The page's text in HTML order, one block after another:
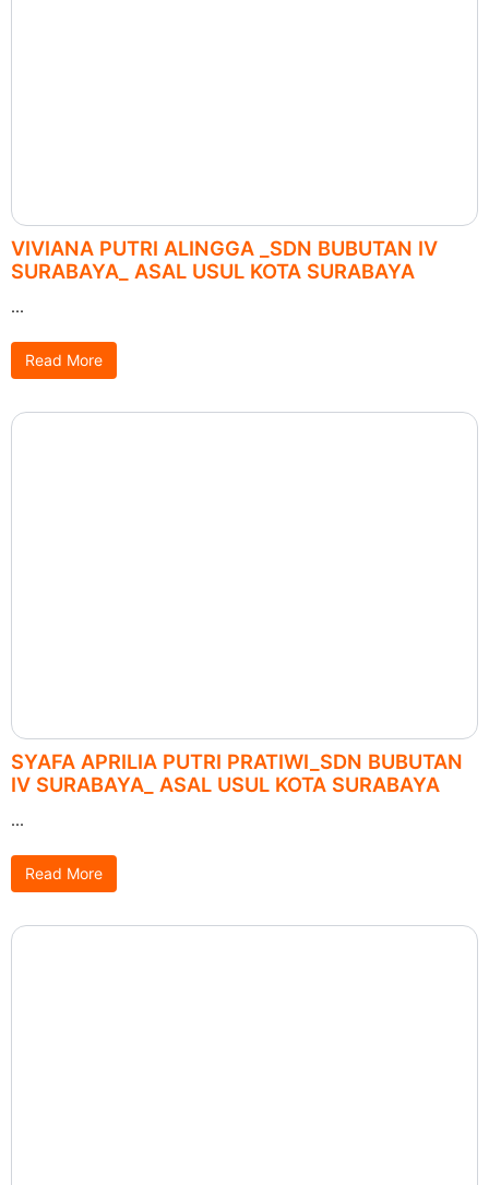
VIVIANA PUTRI ALINGGA _SDN BUBUTAN IV
SURABAYA_ ASAL USUL KOTA SURABAYA
...
Read More
SYAFA APRILIA PUTRI PRATIWI_SDN BUBUTAN
IV SURABAYA_ ASAL USUL KOTA SURABAYA
...
Read More